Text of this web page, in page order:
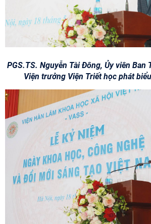
PGS.TS. Nguyễn Tài Đông, Ủy viên Ban
Viện trưởng Viện Triết học phát